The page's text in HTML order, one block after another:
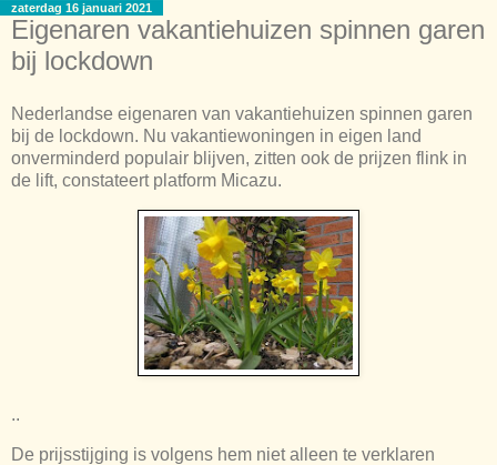
zaterdag 16 januari 2021
Eigenaren vakantiehuizen spinnen garen
bij lockdown
Nederlandse eigenaren van vakantiehuizen spinnen garen
bij de lockdown. Nu vakantiewoningen in eigen land
onverminderd populair blijven, zitten ook de prijzen flink in
de lift, constateert platform Micazu.
..
De prijsstijging is volgens hem niet alleen te verklaren